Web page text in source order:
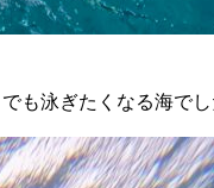
も泳ぎたくなる海でし